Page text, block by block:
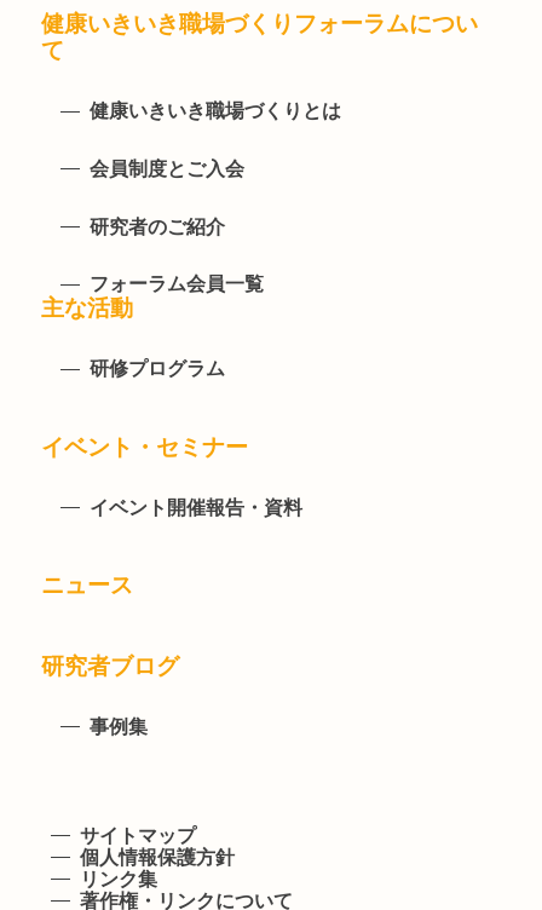
健康いきいき職場づくりフォーラムについ
て
健康いきいき職場づくりとは
会員制度とご入会
研究者のご紹介
フォーラム会員一覧
主な活動
研修プログラム
イベント・セミナー
イベント開催報告・資料
ニュース
研究者ブログ
事例集
サイトマップ
個人情報保護方針
リンク集
著作権・リンクについて